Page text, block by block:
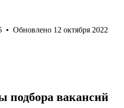
• Обновлено 12 октября 2022
вакансий